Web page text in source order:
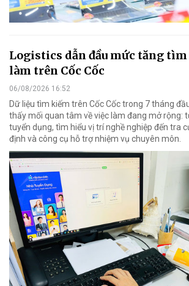
Logistics dẫn đầu mức tăng
làm trên Cốc Cốc
06/08/2026 16:52
Dữ liệu tìm kiếm trên Cốc Cốc trong 7 tháng
thấy mối quan tâm về việc làm đang mở rộng:
tuyển dụng, tìm hiểu vị trí nghề nghiệp đến tra
định và công cụ hỗ trợ nhiệm vụ chuyên môn.